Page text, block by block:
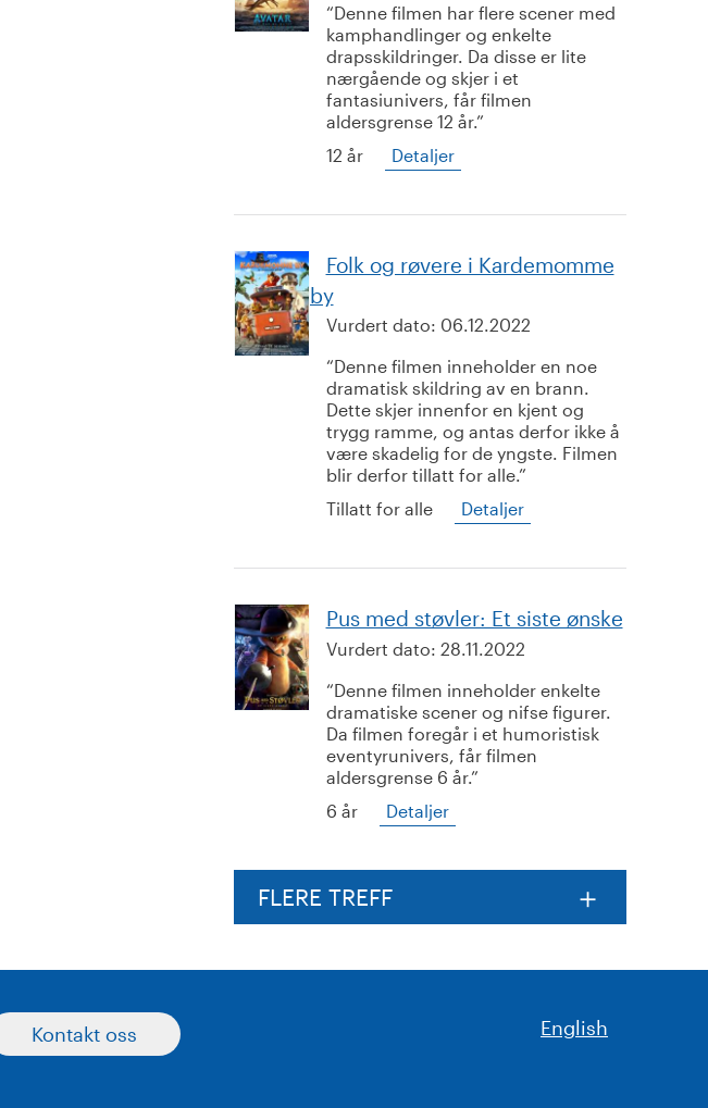
Denne filmen har flere scener med
kamphandlinger og enkelte
drapsskildringer. Da disse er lite
nærgående og skjer i et
fantasiunivers, får filmen
aldersgrense 12 år.
12 år
Detaljer
Folk og røvere i Kardemomme
by
Vurdert dato: 06.12.2022
Denne filmen inneholder en noe
dramatisk skildring av en brann.
Dette skjer innenfor en kjent og
trygg ramme, og antas derfor ikke å
være skadelig for de yngste. Filmen
blir derfor tillatt for alle.
Tillatt for alle
Detaljer
Pus med støvler: Et siste ønske
Vurdert dato: 28.11.2022
Denne filmen inneholder enkelte
dramatiske scener og nifse figurer.
Da filmen foregår i et humoristisk
eventyrunivers, får filmen
aldersgrense 6 år.
6 år
Detaljer
FLERE TREFF
Kontakt oss English